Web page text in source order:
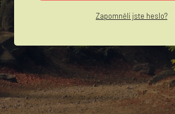
Zapomněli jste heslo?